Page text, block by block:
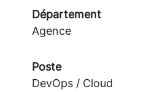
Département
Agence
Poste
DevOps / Cloud